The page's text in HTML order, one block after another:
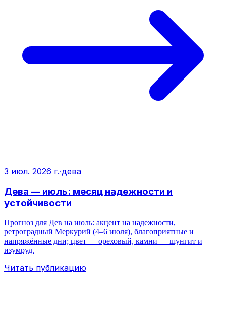
3 июл. 2026 г.·дева
Дева — июль: месяц надежности и
устойчивости
Прогноз для Дев на июль: акцент на надежности,
ретроградный Меркурий (4–6 июля), благоприятные и
напряжённые дни; цвет — ореховый, камни — шунгит и
изумруд.
Читать публикацию